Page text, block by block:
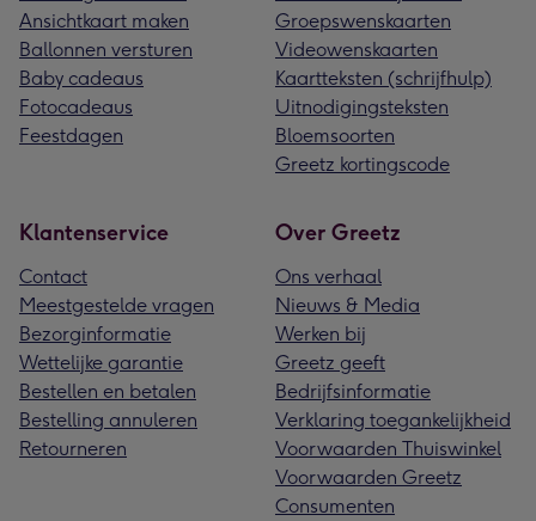
Ansichtkaart maken
Ballonnen versturen
Baby cadeaus
Fotocadeaus
Feestdagen
Groepswenskaarten
Videowenskaarten
Kaartteksten (schrijfhulp)
Uitnodigingsteksten
Bloemsoorten
Greetz kortingscode
Klantenservice
Contact
Meestgestelde vragen
Bezorginformatie
Wettelijke garantie
Bestellen en betalen
Bestelling annuleren
Retourneren
Over Greetz
Ons verhaal
Nieuws & Media
Werken bij
Greetz geeft
Bedrijfsinformatie
Verklaring toegankelijkheid
Voorwaarden Thuiswinkel
Voorwaarden Greetz
Consumenten